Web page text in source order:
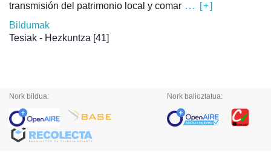
transmisión del patrimonio local y comar ... [+]
Bildumak
Tesiak - Hezkuntza [41]
Nork bildua: Nork balioztatua: